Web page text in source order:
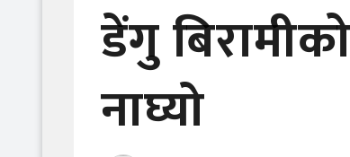
डेंगु
नाघ्यो